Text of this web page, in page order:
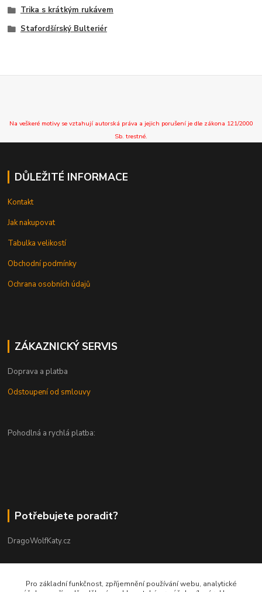
Trika s krátkým rukávem
Stafordšírský Bulteriér
Na veškeré motivy se vztahují autorská práva a jejich porušení je dle zákona 121/2000
Sb. trestné.
DŮLEŽITÉ INFORMACE
Kontakt
Jak nakupovat
Tabulka velikostí
Obchodní podmínky
Ochrana osobních údajů
ZÁKAZNICKÝ SERVIS
Doprava a platba
Odstoupení od smlouvy
Pohodlná a rychlá platba:
Potřebujete poradit?
DragoWolfKaty.cz
Pro základní funkčnost, zpříjemnění používání webu, analytické